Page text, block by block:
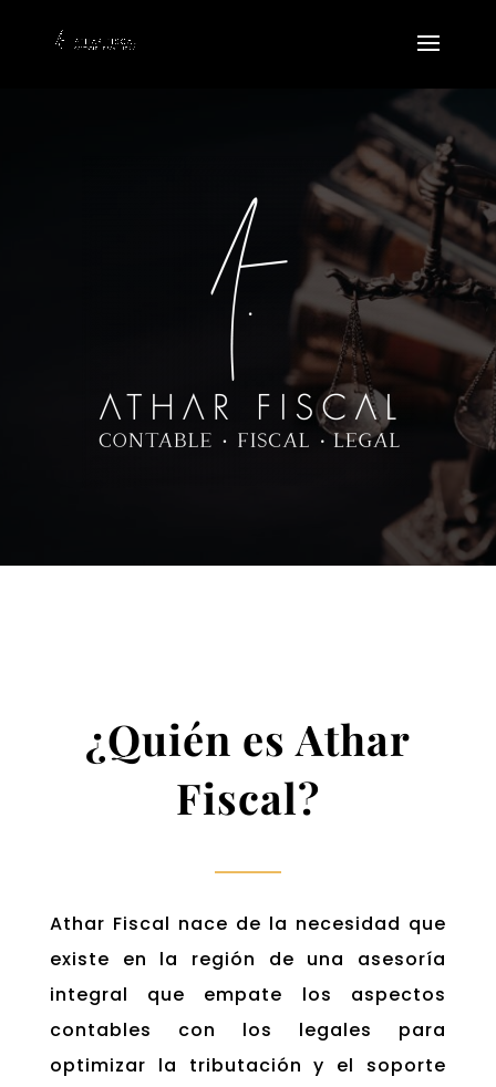
¿Quién es Athar
Fiscal?
Athar Fiscal nace de la necesidad que
existe en la región de una asesoría
integral que empate los aspectos
contables con los legales para
optimizar la tributación y el soporte